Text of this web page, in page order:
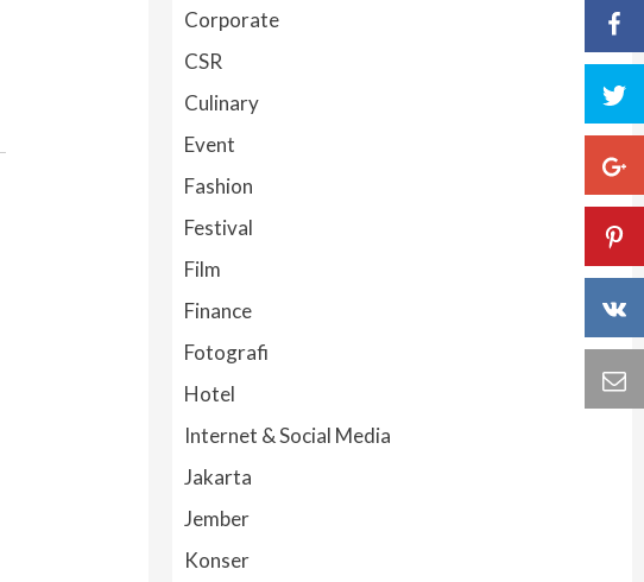
Corporate
CSR
Culinary
Event
Fashion
Festival
Film
Finance
Fotografi
Hotel
Internet & Social Media
Jakarta
Jember
Konser